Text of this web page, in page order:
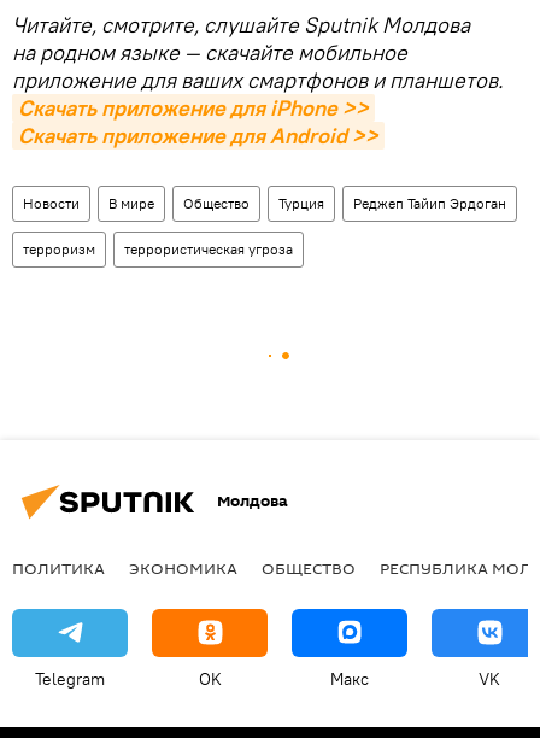
Читайте, смотрите, слушайте Sputnik Молдова
на родном языке — скачайте мобильное
приложение для ваших смартфонов и планшетов.
Скачать приложение для iPhone >>
Скачать приложение для Android >>
Новости В мире Общество Турция Реджеп Тайип Эрдоган
терроризм террористическая угроза
Молдова
ПОЛИТИКА ЭКОНОМИКА ОБЩЕСТВО РЕСПУБЛИКА
Telegram OK Макс VK